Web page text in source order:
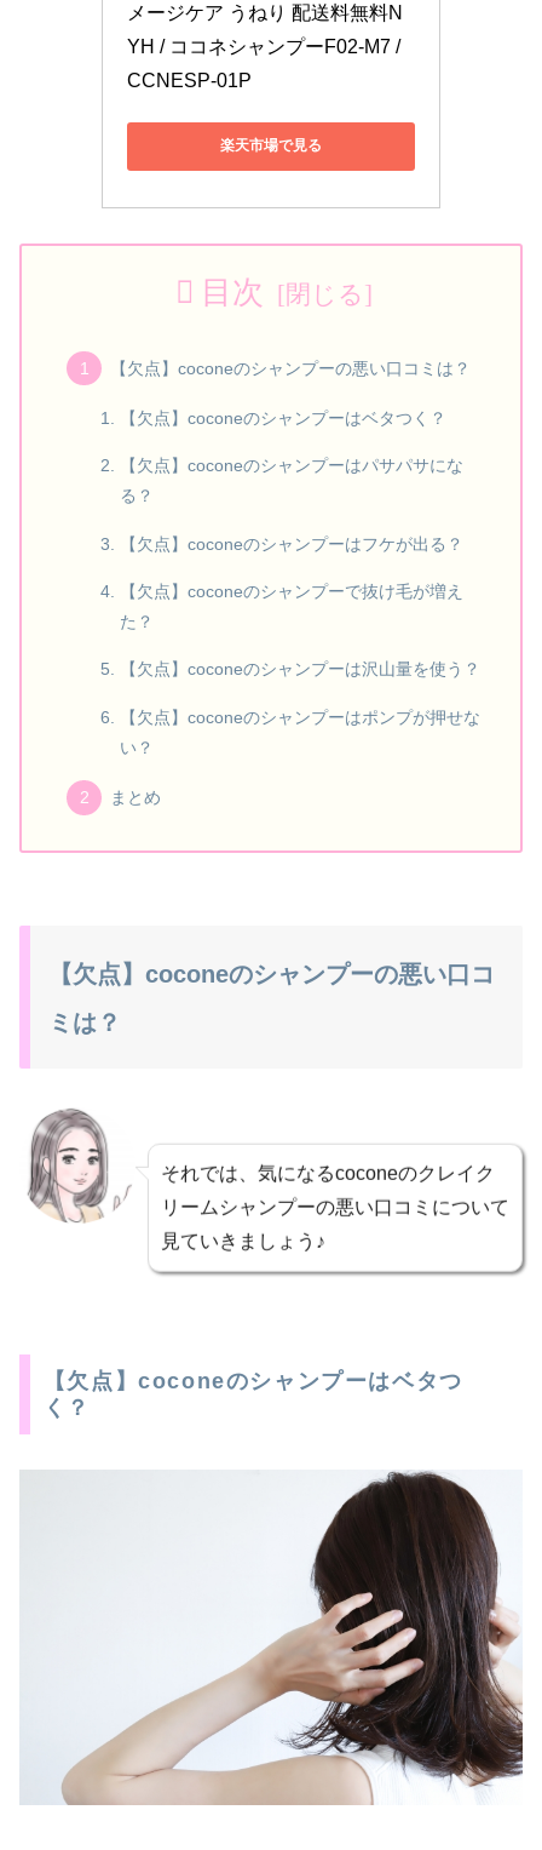
メージケア うねり 配送料無料N
YH / ココネシャンプーF02-M7 /
CCNESP-01P
楽天市場で見る
目次
【欠点】coconeのシャンプーの悪い口コミは？
【欠点】coconeのシャンプーはベタつく？
【欠点】coconeのシャンプーはパサパサにな
る？
【欠点】coconeのシャンプーはフケが出る？
【欠点】coconeのシャンプーで抜け毛が増え
た？
【欠点】coconeのシャンプーは沢山量を使う？
【欠点】coconeのシャンプーはポンプが押せな
い？
まとめ
【欠点】coconeのシャンプーの悪い口コ
ミは？
それでは、気になるcoconeのクレイク
リームシャンプーの悪い口コミについて
見ていきましょう♪
【欠点】coconeのシャンプーはベタつ
く？